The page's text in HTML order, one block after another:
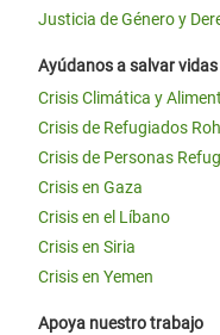
Justicia de Género y
Ayúdanos a salvar vidas
Crisis Climática y
Crisis de Refugiados
Crisis de Personas
Crisis en Gaza
Crisis en el Líbano
Crisis en Siria
Crisis en Yemen
Apoya nuestro trabajo